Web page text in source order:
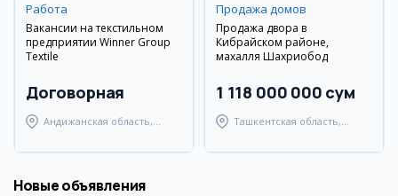
Работа
Вакансии на текстильном
предприятии Winner Group
Textile
Договорная
Андижанская область,
Продажа домов
Продажа двора в
Кибрайском районе,
махалля Шахриобод
1 118 000 000 сум
Ташкентская область,
Новые объявления